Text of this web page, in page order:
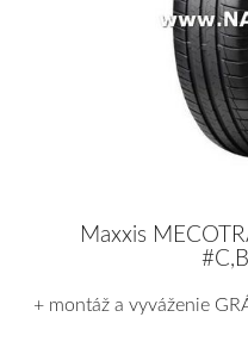
Maxxis
+ montáž a vyváženie